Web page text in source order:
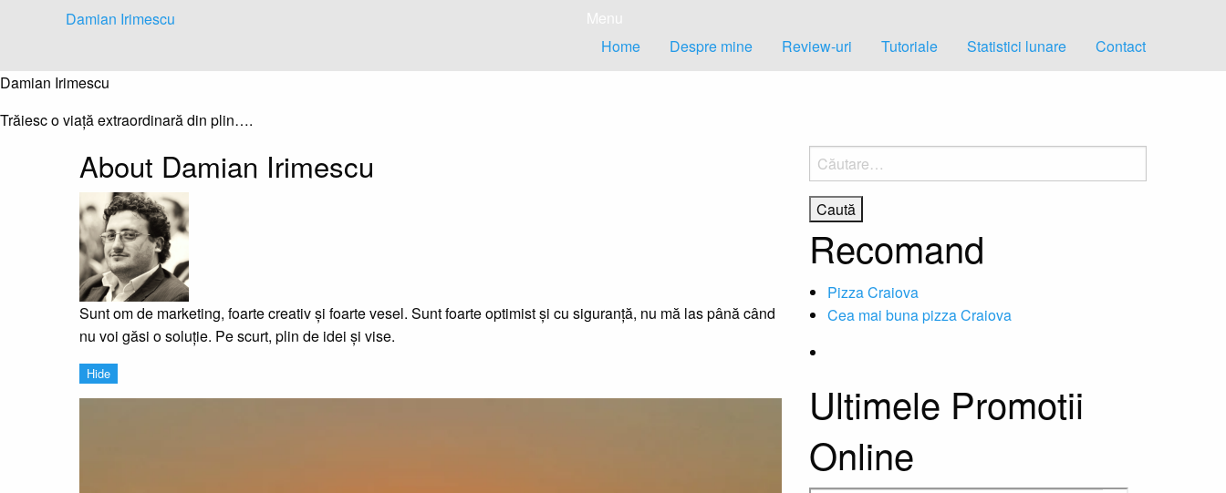
Damian Irimescu
Menu
Home
Despre mine Review-uri Tutoriale Statistici lunare
Contact
Damian Irimescu
Trăiesc o viață extraordinară din plin….
About Damian Irimescu
Sunt om de marketing, foarte creativ și foarte vesel. Sunt foarte optimist și cu siguranță, nu mă las până când
nu voi găsi o soluție. Pe scurt, plin de idei și vise.
Hide
Caută
după:
Recomand
Pizza Craiova
Cea mai buna pizza Craiova
Ultimele Promotii
Online